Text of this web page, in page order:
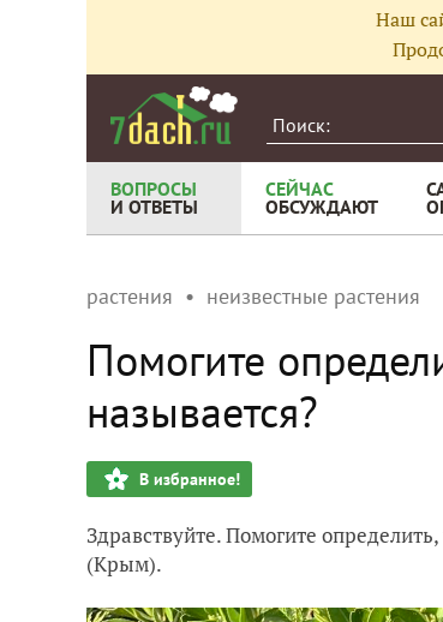
Наш
ВОПРОСЫ
И ОТВЕТЫ
СЕЙЧАС
ОБСУЖДАЮТ
растения неизвестные растения
Помогите
называется?
В избранное!
Здравствуйте. Помогите
(Крым).